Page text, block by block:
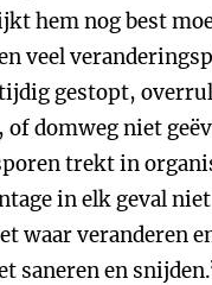
hem nog best
veel
gestopt,
domweg niet
trekt in
in elk geval
waar veranderen
saneren en